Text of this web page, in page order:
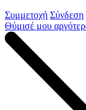
Συμμετοχή Σύνδεση
Θύμισέ μου